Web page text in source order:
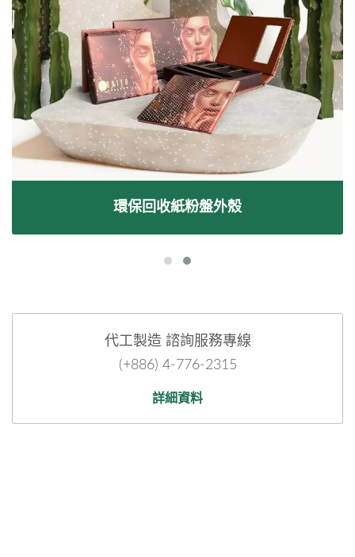
環保回收紙粉盤外殼
代工製造 諮詢服務專線
(+886) 4-776-2315
詳細資料